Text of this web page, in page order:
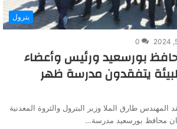
بترول
0
بورسعيد ورئيس وأعضاء
يتفقدون مدرسة ظهر
طارق الملا وزير البترول والثروة المعدنية
محافظ بورسعيد مدرسة…